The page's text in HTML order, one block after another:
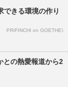
できる環境の作り
PR(FINCHI on GOETHE)
との熱愛報道から2